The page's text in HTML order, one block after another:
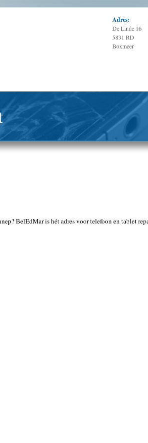
Adres:
De Linde 16
5831 RD
Boxmeer
BelEdMar is hét adres voor telefoon en tablet